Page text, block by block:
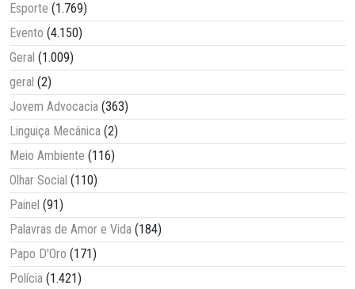
Esporte (1.769)
Evento (4.150)
Geral (1.009)
geral (2)
Jovem Advocacia (363)
Linguiça Mecânica (2)
Meio Ambiente (116)
Olhar Social (110)
Painel (91)
Palavras de Amor e Vida (184)
Papo D'Oro (171)
Polícia (1.421)